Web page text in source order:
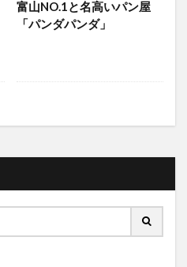
富山NO.1と名高いパン屋
「パンダパンダ」